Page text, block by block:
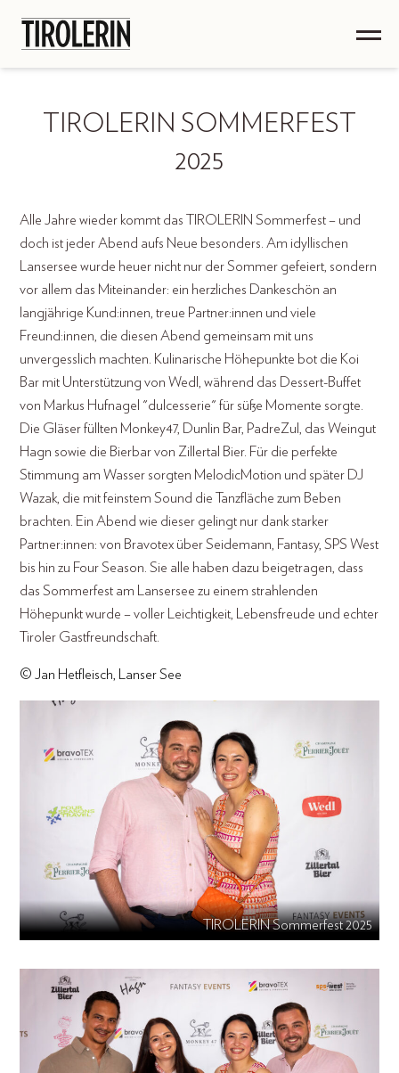
TIROLERIN SOMMERFEST
2025
Alle Jahre wieder kommt das TIROLERIN Sommerfest – und
doch ist jeder Abend aufs Neue besonders. Am idyllischen
Lansersee wurde heuer nicht nur der Sommer gefeiert, sondern
vor allem das Miteinander: ein herzliches Dankeschön an
langjährige Kund:innen, treue Partner:innen und viele
Freund:innen, die diesen Abend gemeinsam mit uns
unvergesslich machten. Kulinarische Höhepunkte bot die Koi
Bar mit Unterstützung von Wedl, während das Dessert-Buffet
von Markus Hufnagel "dulcesserie" für süße Momente sorgte.
Die Gläser füllten Monkey47, Dunlin Bar, PadreZul, das Weingut
Hagn sowie die Bierbar von Zillertal Bier. Für die perfekte
Stimmung am Wasser sorgten MelodicMotion und später DJ
Wazak, die mit feinstem Sound die Tanzfläche zum Beben
brachten. Ein Abend wie dieser gelingt nur dank starker
Partner:innen: von Bravotex über Seidemann, Fantasy, SPS West
bis hin zu Four Season. Sie alle haben dazu beigetragen, dass
das Sommerfest am Lansersee zu einem strahlenden
Höhepunkt wurde – voller Leichtigkeit, Lebensfreude und echter
Tiroler Gastfreundschaft.
© Jan Hetfleisch, Lanser See
TIROLERIN Sommerfest 2025